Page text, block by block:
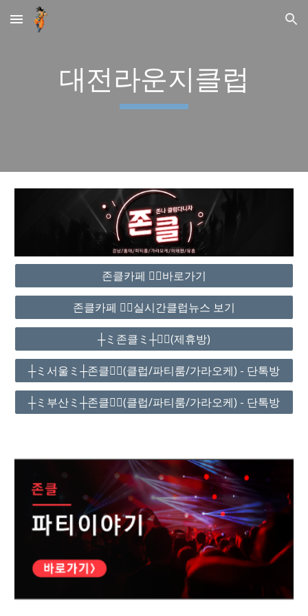
Skip to main content Skip to navigation
대전라운지클럽
존클카페 ❤️‍🔥바로가기
존클카페 ❤️‍🔥실시간클럽뉴스 보기
┼ミ존클ミ┼❤️‍🔥(제휴방)
┼ミ서울ミ┼존클❤️‍🔥(클럽/파티룸/가라오케) - 단톡방
┼ミ부산ミ┼존클❤️‍🔥(클럽/파티룸/가라오케) - 단톡방